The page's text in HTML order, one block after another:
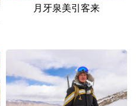
日本語 한국어
月牙泉美引客来